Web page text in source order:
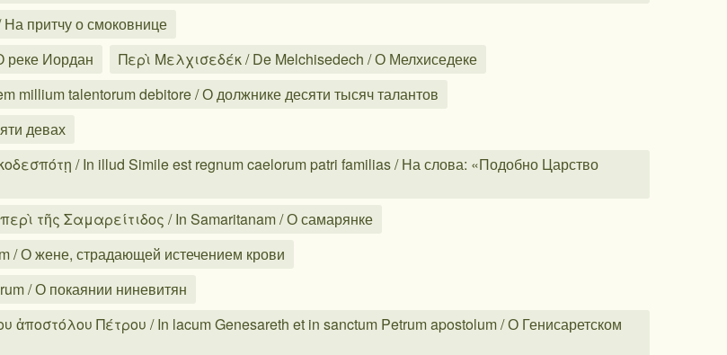
притчу о смоковнице
реке Иордан
Περὶ Μελχισεδέκ / De Melchisedech / О Мелхиседеке
talentorum debitore / О должнике десяти тысяч талантов
девах
/ In illud Simile est regnum caelorum patri familias / На слова: «Подобно Царство
τῆς Σαμαρείτιδος / In Samaritanam / О самарянке
/ О жене, страдающей истечением крови
/ О покаянии ниневитян
Πέτρου / In lacum Genesareth et in sanctum Petrum apostolum / О Генисаретском